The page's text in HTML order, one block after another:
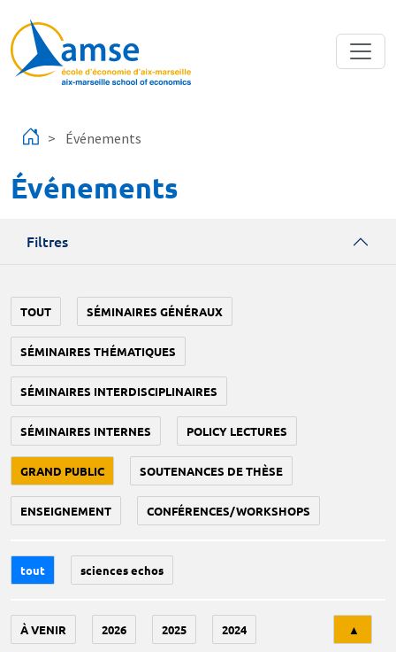
Événements
Événements
Filtres
TOUT SÉMINAIRES GÉNÉRAUX
SÉMINAIRES THÉMATIQUES
SÉMINAIRES INTERDISCIPLINAIRES
SÉMINAIRES INTERNES POLICY LECTURES
GRAND PUBLIC SOUTENANCES DE THÈSE
ENSEIGNEMENT CONFÉRENCES/WORKSHOPS
tout sciences echos
À VENIR 2026 2025 2024 ▲